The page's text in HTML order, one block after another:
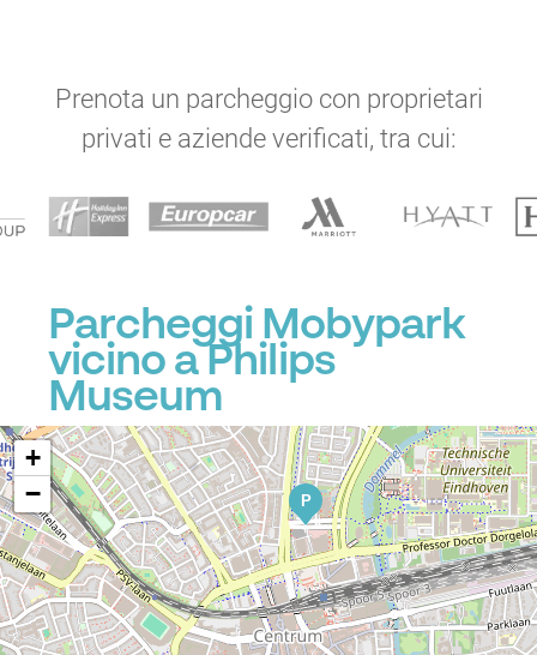
Prenota un parcheggio con proprietari
privati e aziende verificati, tra cui:
Parcheggi Mobypark
vicino a Philips
Museum
P
+
−